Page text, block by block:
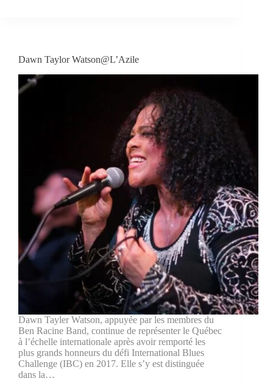
Dawn Taylor Watson@L’Azile
Dawn Tayler Watson, appuyée par les membres du
Ben Racine Band, continue de représenter le Québec
à l’échelle internationale après avoir remporté les
plus grands honneurs du défi International Blues
Challenge (IBC) en 2017. Elle s’y est distinguée
dans la…